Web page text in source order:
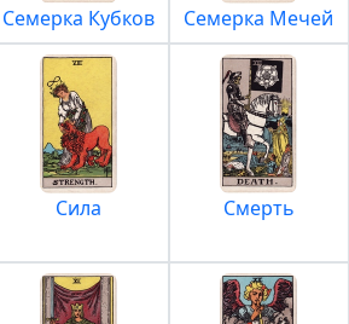
Семерка Кубков Семерка Мечей
Сила Смерть